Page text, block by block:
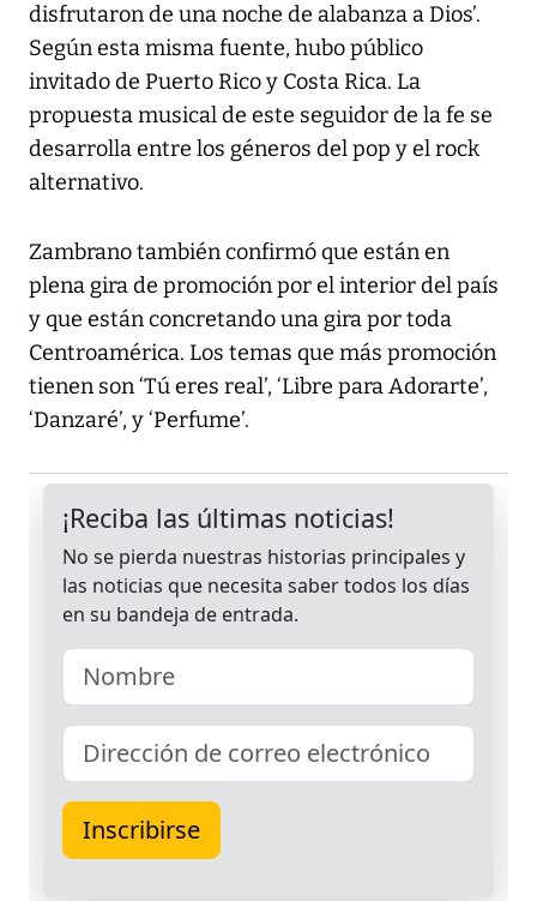
disfrutaron de una noche de alabanza a Dios’.
Según esta misma fuente, hubo público
invitado de Puerto Rico y Costa Rica. La
propuesta musical de este seguidor de la fe se
desarrolla entre los géneros del pop y el rock
alternativo.
Zambrano también confirmó que están en
plena gira de promoción por el interior del país
y que están concretando una gira por toda
Centroamérica. Los temas que más promoción
tienen son ‘Tú eres real’, ‘Libre para Adorarte’,
‘Danzaré’, y ‘Perfume’.